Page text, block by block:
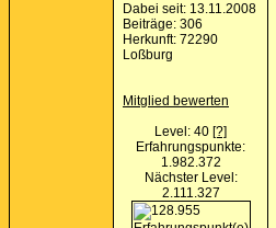
Dabei seit: 13.11.2008
Beiträge: 306
Herkunft: 72290
Loßburg
Mitglied bewerten
Level: 40 [?]
Erfahrungspunkte:
1.982.372
Nächster Level:
2.111.327